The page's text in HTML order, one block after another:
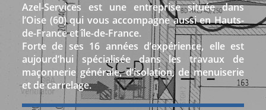
Azel-Services est une entreprise située dans
l’Oise (60) qui vous accompagne aussi en Hauts-
de-France et île-de-France.
Forte de ses 16 années d’expérience, elle est
aujourd’hui spécialisée dans les travaux de
maçonnerie générale, d’isolation, de menuiserie
et de carrelage.